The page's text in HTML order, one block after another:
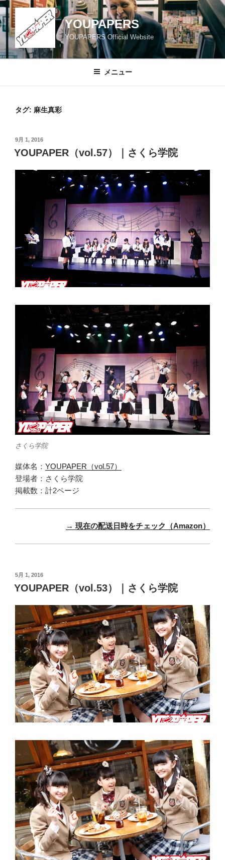
コ
ン
テ
ツ
YOUPAPERS
YOUPAPERS Official Website
メニュー
タグ: 麻生真彩
投
稿
日:
9月 1, 2016
YOUPAPER（vol.57）｜さくら学院
さくら学院
媒体名： YOUPAPER（vol.57）
登場者：さくら学院
掲載数：計2ページ
→ 現在の配送日時をチェック（Amazon）
投
稿
日:
5月 1, 2016
YOUPAPER（vol.53）｜さくら学院